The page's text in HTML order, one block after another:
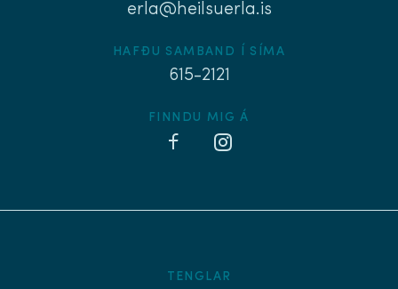
erla@heilsuerla.is
HAFÐU SAMBAND Í SÍMA
615-2121
FINNDU MIG Á
TENGLAR